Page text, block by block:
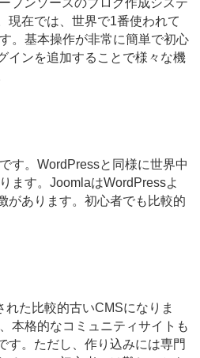
プンソースのブログ作成システ
現在では、世界で1番使われて
。基本操作が非常に簡単で初心
インを追加することで様々な機
す。WordPressと同様に世界中
ます。JoomlaはWordPressよ
があります。初心者でも比較的
た比較的古いCMSになりま
本格的なコミュニティサイトも
す。ただし、作り込みには専門